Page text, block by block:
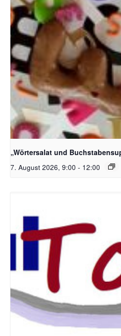
Bildquelle_ Pixabay
„Wörtersalat und
7. August 2026, 9:00 - 12:00